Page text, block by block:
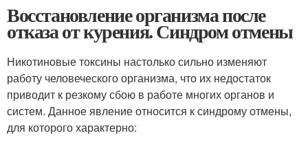
Восстановление организма после
отказа от курения. Синдром отмены
Никотиновые токсины настолько сильно изменяют
работу человеческого организма, что их недостаток
приводит к резкому сбою в работе многих органов и
систем. Данное явление относится к синдрому отмены,
для которого характерно: